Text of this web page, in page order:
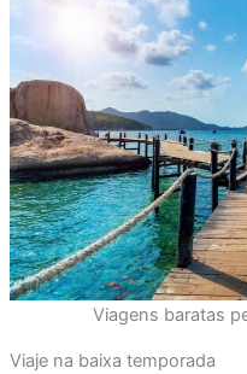
Viagens baratas
Viaje na baixa temporada